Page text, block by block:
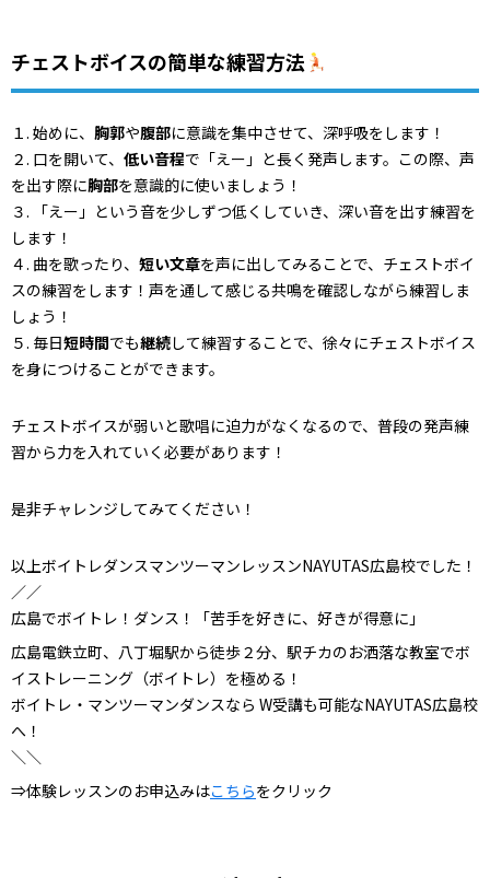
チェストボイスの簡単な練習方法
１. 始めに、 胸郭や腹部に意識を集中させて、深呼吸をします！
２. 口を開いて、 低い音程で「えー」と長く発声します。この際、声
を出す際に胸部を意識的に使いましょう！
３. 「えー」という音を少しずつ低くしていき、深い音を出す練習を
します！
４. 曲を歌ったり、 短い文章を声に出してみることで、チェストボイ
スの練習をします！声を通して感じる共鳴を確認しながら練習しま
しょう！
５. 毎日短時間でも継続して練習することで、徐々にチェストボイス
を身につけることができます。
チェストボイスが弱いと歌唱に迫力がなくなるので、普段の発声練
習から力を入れていく必要があります！
是非チャレンジしてみてください！
以上ボイトレダンスマンツーマンレッスンNAYUTAS広島校でした！
／／
広島でボイトレ！ダンス！「苦手を好きに、好きが得意に」
広島電鉄立町、八丁堀駅から徒歩２分、駅チカのお洒落な教室でボ
イストレーニング（ボイトレ）を極める！
ボイトレ・マンツーマンダンスなら W受講も可能なNAYUTAS広島校
へ！
＼＼
⇒体験レッスンのお申込みはこちらをクリック